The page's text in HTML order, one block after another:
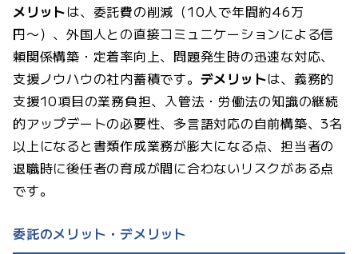
メリットは、委託費の削減（10人で年間約46万
円〜）、外国人との直接コミュニケーションによる信
頼関係構築・定着率向上、問題発生時の迅速な対応、
支援ノウハウの社内蓄積です。 デメリットは、義務的
支援10項目の業務負担、入管法・労働法の知識の継続
的アップデートの必要性、多言語対応の自前構築、3名
以上になると書類作成業務が膨大になる点、担当者の
退職時に後任者の育成が間に合わないリスクがある点
です。
委託のメリット・デメリット